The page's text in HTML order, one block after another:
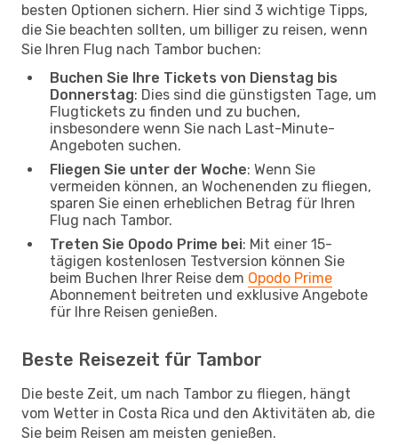
besten Optionen sichern. Hier sind 3 wichtige Tipps,
die Sie beachten sollten, um billiger zu reisen, wenn
Sie Ihren Flug nach Tambor buchen:
Buchen Sie Ihre Tickets von Dienstag bis
Donnerstag: Dies sind die günstigsten Tage, um
Flugtickets zu finden und zu buchen,
insbesondere wenn Sie nach Last-Minute-
Angeboten suchen.
Fliegen Sie unter der Woche: Wenn Sie
vermeiden können, an Wochenenden zu fliegen,
sparen Sie einen erheblichen Betrag für Ihren
Flug nach Tambor.
Treten Sie Opodo Prime bei: Mit einer 15-
tägigen kostenlosen Testversion können Sie
beim Buchen Ihrer Reise dem Opodo Prime
Abonnement beitreten und exklusive Angebote
für Ihre Reisen genießen.
Beste Reisezeit für Tambor
Die beste Zeit, um nach Tambor zu fliegen, hängt
vom Wetter in Costa Rica und den Aktivitäten ab, die
Sie beim Reisen am meisten genießen.